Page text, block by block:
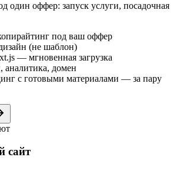
один оффер: запуск услуги, посадочная
под ваш оффер
(не шаблон)
— мгновенная загрузка
аналитика, домен
с готовыми материалами — за пару
сайт